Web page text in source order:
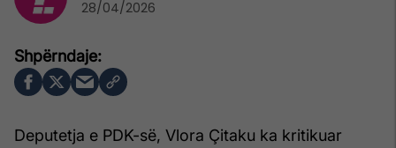
Deputetja e PDK-së, Vlora Çitaku ka kritikuar
28/04/2026